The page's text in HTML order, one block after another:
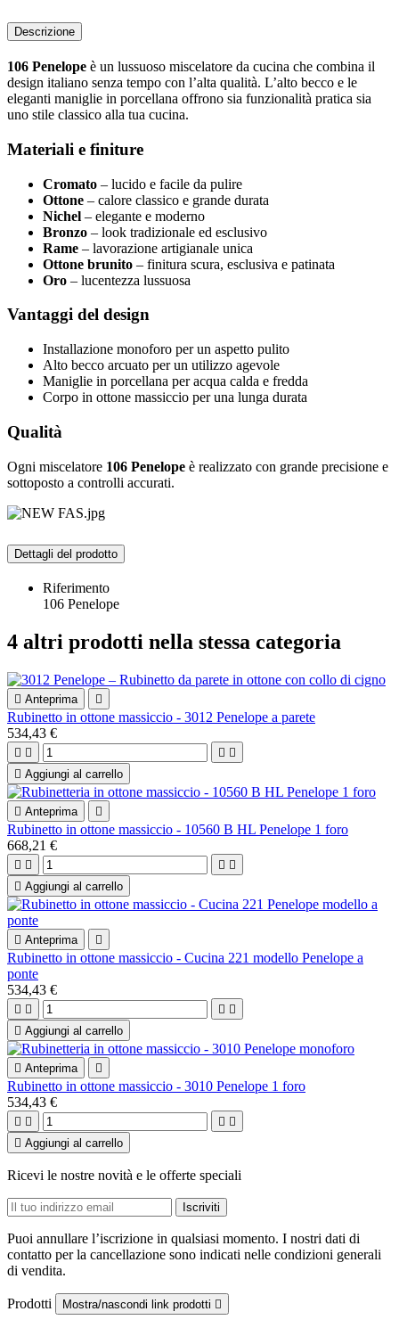
Descrizione
106 Penelope è un lussuoso miscelatore da cucina che combina il
design italiano senza tempo con l’alta qualità. L’alto becco e le
eleganti maniglie in porcellana offrono sia funzionalità pratica sia
uno stile classico alla tua cucina.
Materiali e finiture
Cromato – lucido e facile da pulire
Ottone – calore classico e grande durata
Nichel – elegante e moderno
Bronzo – look tradizionale ed esclusivo
Rame – lavorazione artigianale unica
Ottone brunito – finitura scura, esclusiva e patinata
Oro – lucentezza lussuosa
Vantaggi del design
Installazione monoforo per un aspetto pulito
Alto becco arcuato per un utilizzo agevole
Maniglie in porcellana per acqua calda e fredda
Corpo in ottone massiccio per una lunga durata
Qualità
Ogni miscelatore 106 Penelope è realizzato con grande precisione e
sottoposto a controlli accurati.
Dettagli del prodotto
Riferimento
106 Penelope
4 altri prodotti nella stessa categoria
 Anteprima 
Rubinetto in ottone massiccio - 3012 Penelope a parete
534,43 €
   
 Aggiungi al carrello
 Anteprima 
Rubinetto in ottone massiccio - 10560 B HL Penelope 1 foro
668,21 €
   
 Aggiungi al carrello
 Anteprima 
Rubinetto in ottone massiccio - Cucina 221 modello Penelope a
ponte
534,43 €
   
 Aggiungi al carrello
 Anteprima 
Rubinetto in ottone massiccio - 3010 Penelope 1 foro
534,43 €
   
 Aggiungi al carrello
Ricevi le nostre novità e le offerte speciali
Puoi annullare l’iscrizione in qualsiasi momento. I nostri dati di
contatto per la cancellazione sono indicati nelle condizioni generali
di vendita.
Prodotti Mostra/nascondi link prodotti 